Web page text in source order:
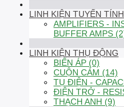
LINH KIỆN TUYẾN TÍNH
AMPLIFIERS -
BUFFER AMPS
LINH KIỆN THỤ ĐỘNG
BIẾN ÁP (0)
CUỘN CẢM (14)
TỤ ĐIỆN -
ĐIỆN TRỞ -
THẠCH ANH (9)